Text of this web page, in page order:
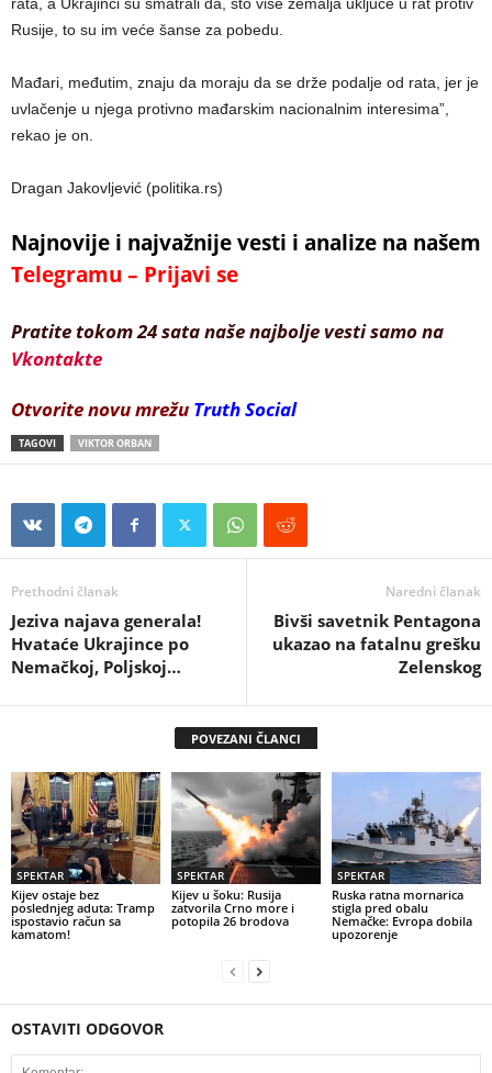
rata, a Ukrajinci su smatrali da, što više zemalja uključe u rat protiv
Rusije, to su im veće šanse za pobedu.
Mađari, međutim, znaju da moraju da se drže podalje od rata, jer je
uvlačenje u njega protivno mađarskim nacionalnim interesima”,
rekao je on.
Dragan Jakovljević (politika.rs)
Najnovije i najvažnije vesti i analize na našem
Telegramu – Prijavi se
Pratite tokom 24 sata naše najbolje vesti samo na
Vkontakte
Otvorite novu mrežu Truth Social
TAGOVI VIKTOR ORBAN
Prethodni članak
Jeziva najava generala!
Hvataće Ukrajince po
Nemačkoj, Poljskoj…
Naredni članak
Bivši savetnik Pentagona
ukazao na fatalnu grešku
Zelenskog
POVEZANI ČLANCI
SPEKTAR
Kijev ostaje bez
poslednjeg aduta: Tramp
ispostavio račun sa
kamatom!
SPEKTAR
Kijev u šoku: Rusija
zatvorila Crno more i
potopila 26 brodova
SPEKTAR
Ruska ratna mornarica
stigla pred obalu
Nemačke: Evropa dobila
upozorenje
OSTAVITI ODGOVOR